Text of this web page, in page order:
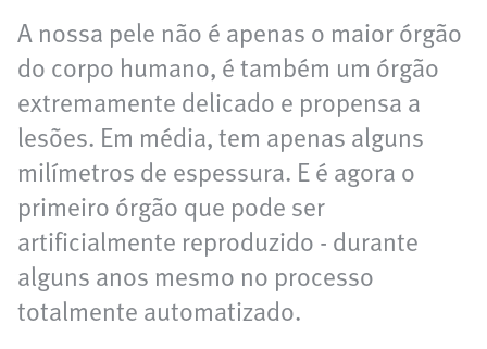
A nossa pele não é apenas o maior órgão
do corpo humano, é também um órgão
extremamente delicado e propensa a
lesões. Em média, tem apenas alguns
milímetros de espessura. E é agora o
primeiro órgão que pode ser
artificialmente reproduzido - durante
alguns anos mesmo no processo
totalmente automatizado.